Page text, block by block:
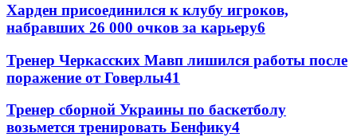
Харден присоединился к клубу игроков,
набравших 26 000 очков за карьеру6
Тренер Черкасских Мавп лишился работы после
поражение от Говерлы41
Тренер сборной Украины по баскетболу
возьмется тренировать Бенфику4